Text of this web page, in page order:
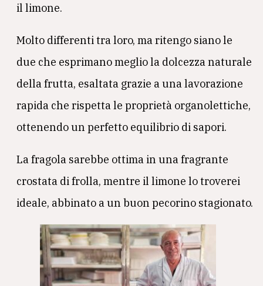
il limone.
Molto differenti tra loro, ma ritengo siano le
due che esprimano meglio la dolcezza naturale
della frutta, esaltata grazie a una lavorazione
rapida che rispetta le proprietà organolettiche,
ottenendo un perfetto equilibrio di sapori.
La fragola sarebbe ottima in una fragrante
crostata di frolla, mentre il limone lo troverei
ideale, abbinato a un buon pecorino stagionato.